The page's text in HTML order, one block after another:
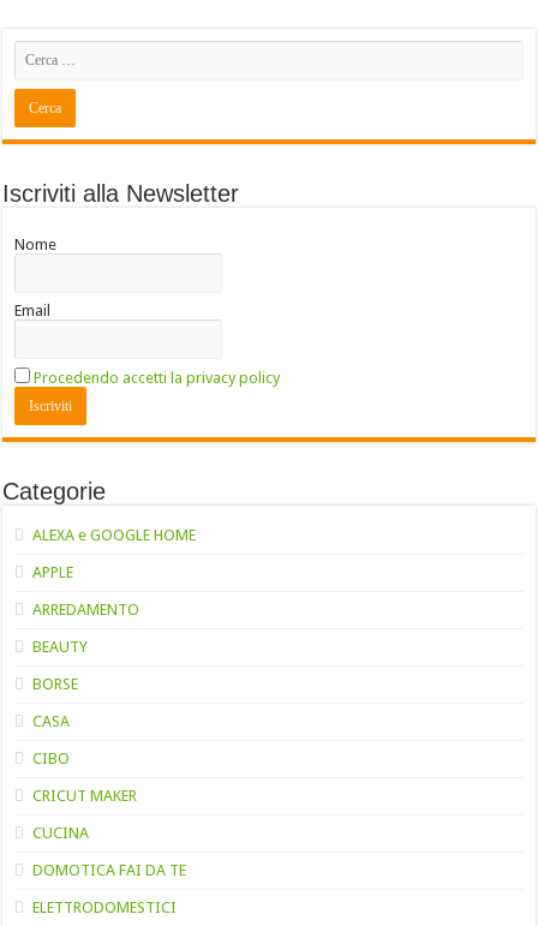
Iscriviti alla Newsletter
Nome
Email
Procedendo accetti la privacy policy
Categorie
ALEXA e GOOGLE HOME
APPLE
ARREDAMENTO
BEAUTY
BORSE
CASA
CIBO
CRICUT MAKER
CUCINA
DOMOTICA FAI DA TE
ELETTRODOMESTICI